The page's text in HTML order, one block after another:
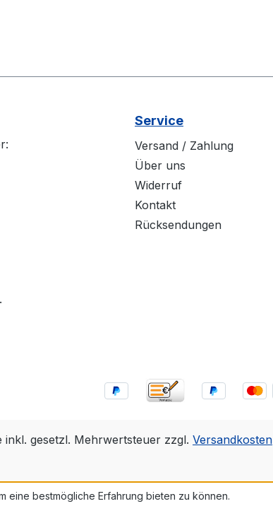
.
Service
Versand / Zahlung
Über uns
Widerruf
Kontakt
Rücksendungen
inkl. gesetzl. Mehrwertsteuer zzgl. Versandkosten
eine bestmögliche Erfahrung bieten zu können.